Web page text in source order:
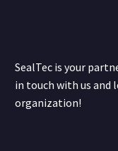
SealTec is your
in touch with us and
organization!